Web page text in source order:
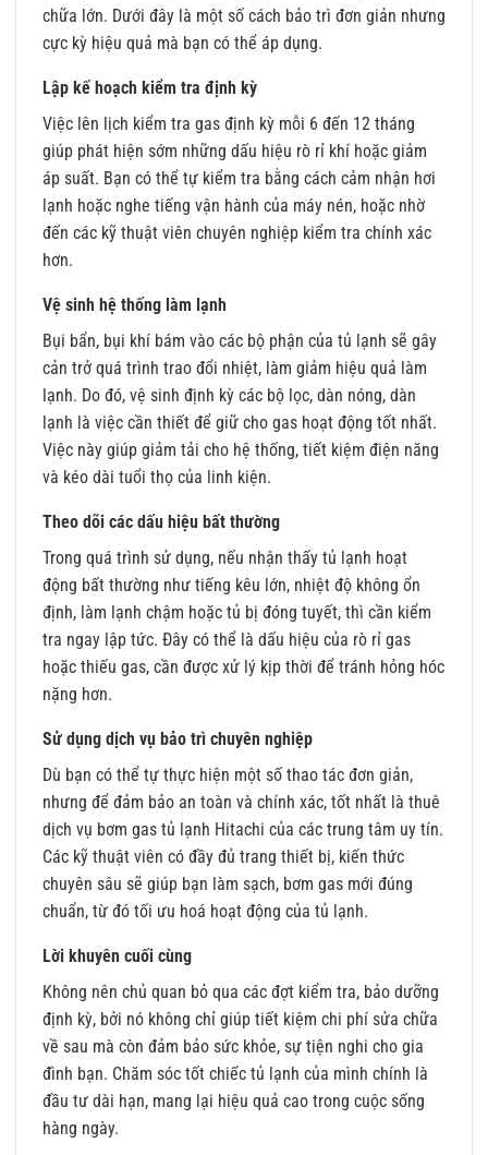
chữa lớn. Dưới đây là một số cách bảo trì đơn giản nhưng
cực kỳ hiệu quả mà bạn có thể áp dụng.
Lập kế hoạch kiểm tra định kỳ
Việc lên lịch kiểm tra gas định kỳ mỗi 6 đến 12 tháng
giúp phát hiện sớm những dấu hiệu rò rỉ khí hoặc giảm
áp suất. Bạn có thể tự kiểm tra bằng cách cảm nhận hơi
lạnh hoặc nghe tiếng vận hành của máy nén, hoặc nhờ
đến các kỹ thuật viên chuyên nghiệp kiểm tra chính xác
hơn.
Vệ sinh hệ thống làm lạnh
Bụi bẩn, bụi khí bám vào các bộ phận của tủ lạnh sẽ gây
cản trở quá trình trao đổi nhiệt, làm giảm hiệu quả làm
lạnh. Do đó, vệ sinh định kỳ các bộ lọc, dàn nóng, dàn
lạnh là việc cần thiết để giữ cho gas hoạt động tốt nhất.
Việc này giúp giảm tải cho hệ thống, tiết kiệm điện năng
và kéo dài tuổi thọ của linh kiện.
Theo dõi các dấu hiệu bất thường
Trong quá trình sử dụng, nếu nhận thấy tủ lạnh hoạt
động bất thường như tiếng kêu lớn, nhiệt độ không ổn
định, làm lạnh chậm hoặc tủ bị đóng tuyết, thì cần kiểm
tra ngay lập tức. Đây có thể là dấu hiệu của rò rỉ gas
hoặc thiếu gas, cần được xử lý kịp thời để tránh hỏng hóc
nặng hơn.
Sử dụng dịch vụ bảo trì chuyên nghiệp
Dù bạn có thể tự thực hiện một số thao tác đơn giản,
nhưng để đảm bảo an toàn và chính xác, tốt nhất là thuê
dịch vụ bơm gas tủ lạnh Hitachi của các trung tâm uy tín.
Các kỹ thuật viên có đầy đủ trang thiết bị, kiến thức
chuyên sâu sẽ giúp bạn làm sạch, bơm gas mới đúng
chuẩn, từ đó tối ưu hoá hoạt động của tủ lạnh.
Lời khuyên cuối cùng
Không nên chủ quan bỏ qua các đợt kiểm tra, bảo dưỡng
định kỳ, bởi nó không chỉ giúp tiết kiệm chi phí sửa chữa
về sau mà còn đảm bảo sức khỏe, sự tiện nghi cho gia
đình bạn. Chăm sóc tốt chiếc tủ lạnh của mình chính là
đầu tư dài hạn, mang lại hiệu quả cao trong cuộc sống
hàng ngày.